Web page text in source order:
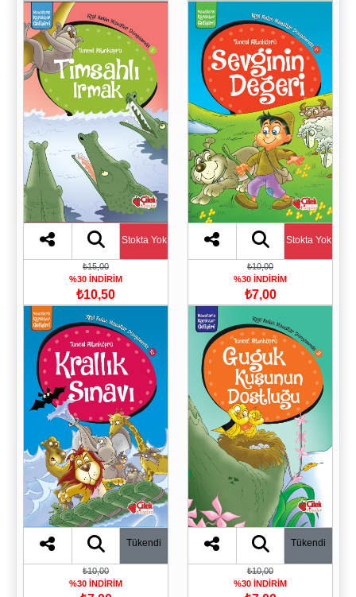
Stokta Yok
₺15,00
%30 İNDİRİM
₺10,50
Stokta Yok
₺10,00
%30 İNDİRİM
₺7,00
Tükendi
₺10,00
%30 İNDİRİM
Tükendi
₺10,00
%30 İNDİRİM